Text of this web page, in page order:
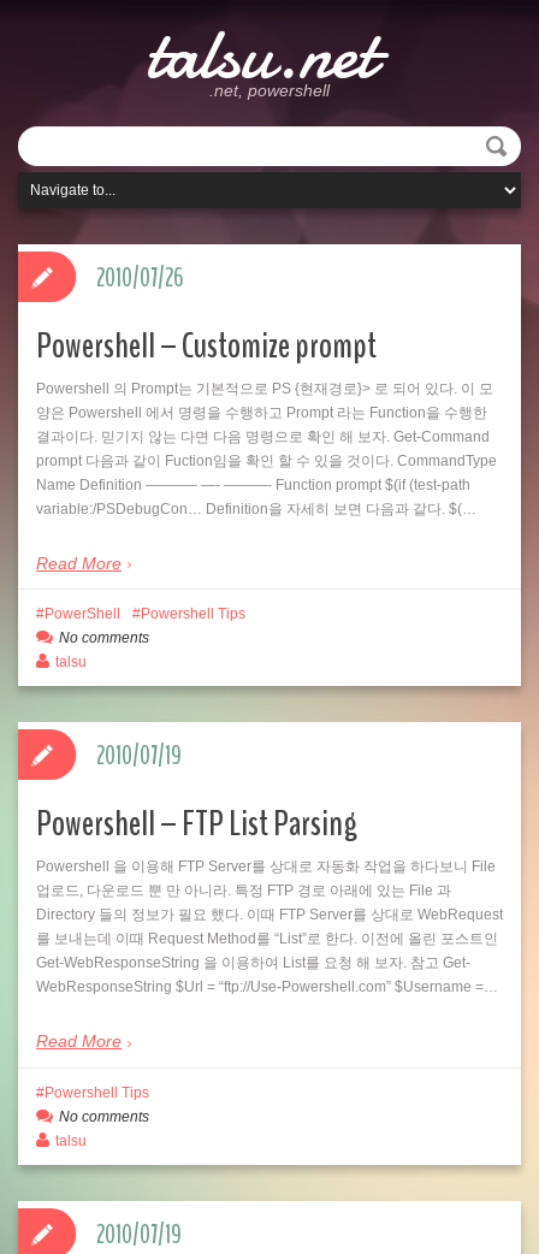
talsu.net
.net, powershell
Powershell – Customize prompt
Powershell 의 Prompt는 기본적으로 PS {현재경로}> 로 되어 있다. 이 모
양은 Powershell 에서 명령을 수행하고 Prompt 라는 Function을 수행한
결과이다. 믿기지 않는 다면 다음 명령으로 확인 해 보자. Get-Command
prompt 다음과 같이 Fuction임을 확인 할 수 있을 것이다. CommandType
Name Definition ———– —- ———- Function prompt $(if (test-path
variable:/PSDebugCon… Definition을 자세히 보면 다음과 같다. $(…
Read More
2010/07/26
PowerShell
Powershell Tips
No comments
talsu
Powershell – FTP List Parsing
Powershell 을 이용해 FTP Server를 상대로 자동화 작업을 하다보니 File
업로드, 다운로드 뿐 만 아니라. 특정 FTP 경로 아래에 있는 File 과
Directory 들의 정보가 필요 했다. 이때 FTP Server를 상대로 WebRequest
를 보내는데 이때 Request Method를 “List”로 한다. 이전에 올린 포스트인
Get-WebResponseString 을 이용하여 List를 요청 해 보자. 참고 Get-
WebResponseString $Url = “ftp://Use-Powershell.com” $Username =…
Read More
2010/07/19
Powershell Tips
No comments
talsu
2010/07/19